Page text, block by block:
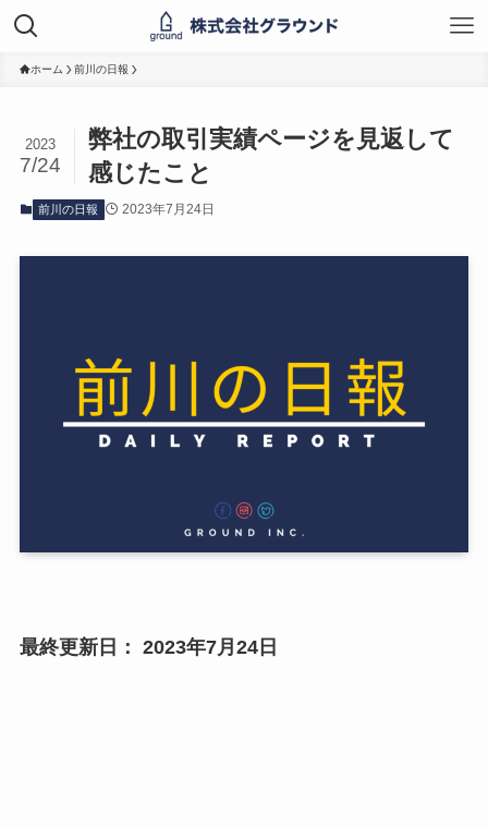
ホーム 前川の日報
弊社の取引実績ページを見返して
感じたこと
2023
7/24
前川の日報 2023年7月24日
最終更新日： 2023年7月24日